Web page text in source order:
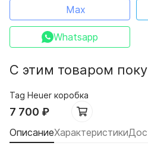
Max
Whatsapp
С этим товаром
Tag Heuer коробка
7 700 ₽
ОписаниеХарактеристики